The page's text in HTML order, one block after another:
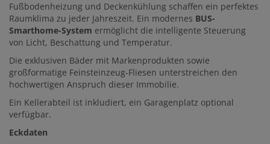
Fußbodenheizung und Deckenkühlung schaffen ein perfektes
Raumklima zu jeder Jahreszeit. Ein modernes BUS-
Smarthome-System ermöglicht die intelligente Steuerung
von Licht, Beschattung und Temperatur.
Die exklusiven Bäder mit Markenprodukten sowie
großformatige Feinsteinzeug-Fliesen unterstreichen den
hochwertigen Anspruch dieser Immobilie.
Ein Kellerabteil ist inkludiert, ein Garagenplatz optional
verfügbar.
Eckdaten